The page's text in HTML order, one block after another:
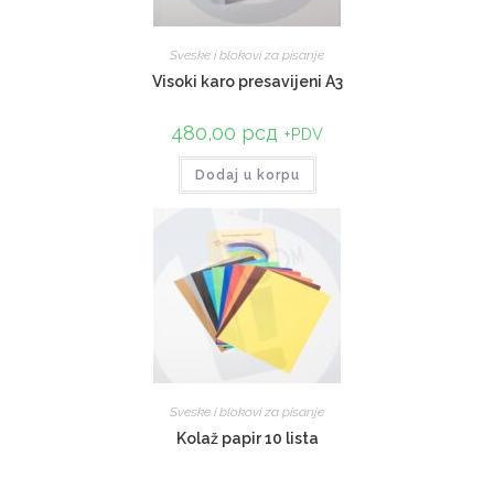
Sveske i blokovi za pisanje
Visoki karo presavijeni A3
480,00 рсд +PDV
Dodaj u korpu
Sveske i blokovi za pisanje
Kolaž papir 10 lista